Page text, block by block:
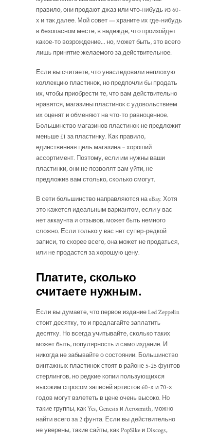
правило, они продают джаз или что-нибудь из 60-
х и так далее. Мой совет — храните их где-нибудь
в безопасном месте, в надежде, что произойдет
какое-то возрождение... но, может быть, это всего
лишь принятие желаемого за действительное.
Если вы считаете, что унаследовали неплохую
коллекцию пластинок, но предпочли бы продать
их, чтобы приобрести те, что вам действительно
нравятся, магазины пластинок с удовольствием
их оценят и обменяют на что-то равноценное.
Большинство магазинов пластинок не предложит
меньше £1 за пластинку. Как правило,
единственная цель магазина – хороший
ассортимент. Поэтому, если им нужны ваши
пластинки, они не позволят вам уйти, не
предложив вам столько, сколько смогут.
В сети большинство направляются на eBay. Хотя
это кажется идеальным вариантом, если у вас
нет аккаунта и отзывов, может быть немного
сложно. Если только у вас нет супер-редкой
записи, то скорее всего, она может не продаться,
или не продастся за хорошую цену.
Платите, сколько
считаете нужным.
Если вы думаете, что первое издание Led Zeppelin
стоит десятку, то и предлагайте заплатить
десятку. Но всегда учитывайте, сколько таких
может быть, популярность и само издание. И
никогда не забывайте о состоянии. Большинство
винтажных пластинок стоят в районе 5-25 фунтов
стерлингов, но редкие копии пользующихся
высоким спросом записей артистов 60-х и 70-х
годов могут взлететь в цене очень высоко. Но
такие группы, как Yes, Genesis и Aerosmith, можно
найти всего за 2 фунта. Если вы действительно
не уверены, такие сайты, как PopSike и Discogs,